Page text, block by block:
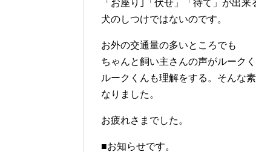
「お座り｣「伏せ」「待て」が出
犬のしつけではないのです。
お外の交通量の多いところでも
ちゃんと飼い主さんの声がルークく
ルークくんも理解をする。そんな
なりました。
お疲れさまでした。
■お知らせです。